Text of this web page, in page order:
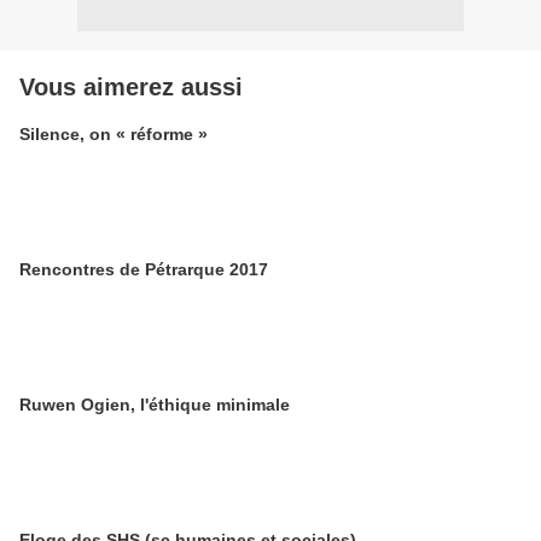
Vous aimerez aussi
Silence, on « réforme »
Rencontres de Pétrarque 2017
Ruwen Ogien, l'éthique minimale